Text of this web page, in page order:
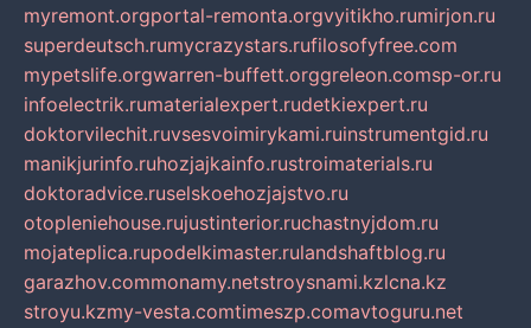
myremont.orgportal-remonta.orgvyitikho.rumirjon.ru
superdeutsch.rumycrazystars.rufilosofyfree.com
mypetslife.orgwarren-buffett.orggreleon.comsp-or.ru
infoelectrik.rumaterialexpert.rudetkiexpert.ru
doktorvilechit.ruvsesvoimirykami.ruinstrumentgid.ru
manikjurinfo.ruhozjajkainfo.rustroimaterials.ru
doktoradvice.ruselskoehozjajstvo.ru
otopleniehouse.rujustinterior.ruchastnyjdom.ru
mojateplica.rupodelkimaster.rulandshaftblog.ru
garazhov.commonamy.netstroysnami.kzlcna.kz
stroyu.kzmy-vesta.comtimeszp.comavtoguru.net